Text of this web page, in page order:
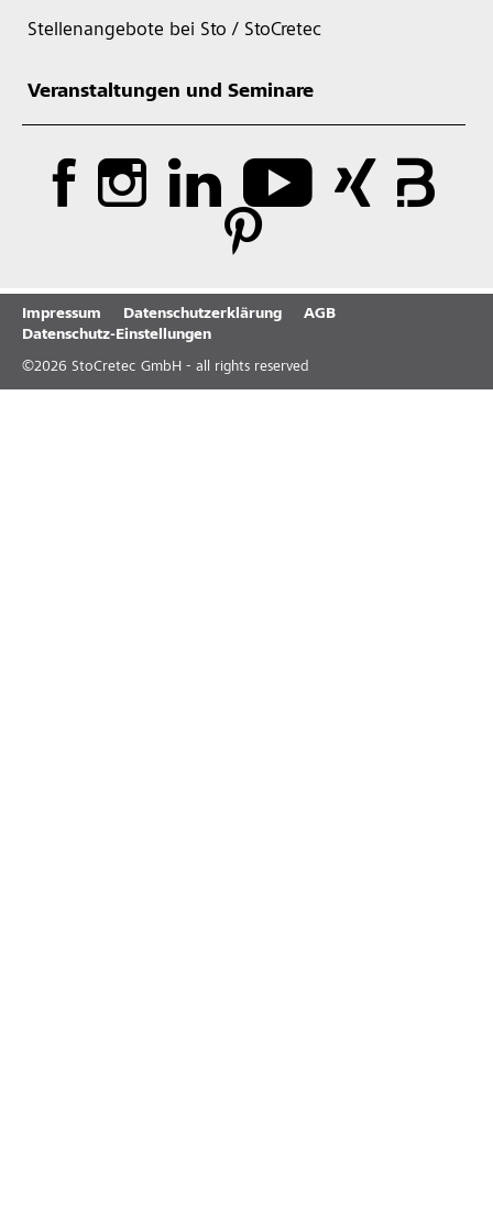
Stellenangebote bei Sto / StoCretec
Veranstaltungen und Seminare
Impressum Datenschutzerklärung
AGB
Datenschutz-Einstellungen
©2026 StoCretec GmbH - all rights reserved